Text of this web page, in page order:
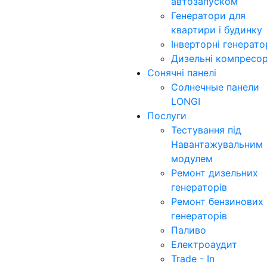
Генератори для
квартири і будинку
Інверторні
Дизельні
Сонячні панелі
Солнечные панели
LONGI
Послуги
Тестування під
Навантажувальним
модулем
Ремонт дизельних
генераторів
Ремонт бензинових
генераторів
Паливо
Електроаудит
Trade - In